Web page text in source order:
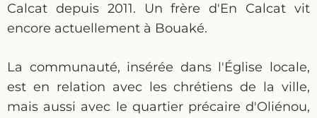
Calcat depuis 2011. Un frère d'En Calcat vit
encore actuellement à Bouaké.
La communauté, insérée dans l'Église locale,
est en relation avec les chrétiens de la ville,
mais aussi avec le quartier précaire d'Oliénou,